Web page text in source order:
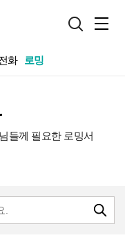
화 로밍
들께 필요한 로밍서
검색